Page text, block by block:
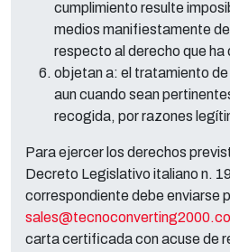
cumplimiento resulte
medios manifiestamente
respecto al derecho que ha
objetan a: el tratamiento
aun cuando sean
recogida, por razones
Para ejercer los derechos
Decreto Legislativo italiano n.
correspondiente debe enviarse
carta certificada con acuse de